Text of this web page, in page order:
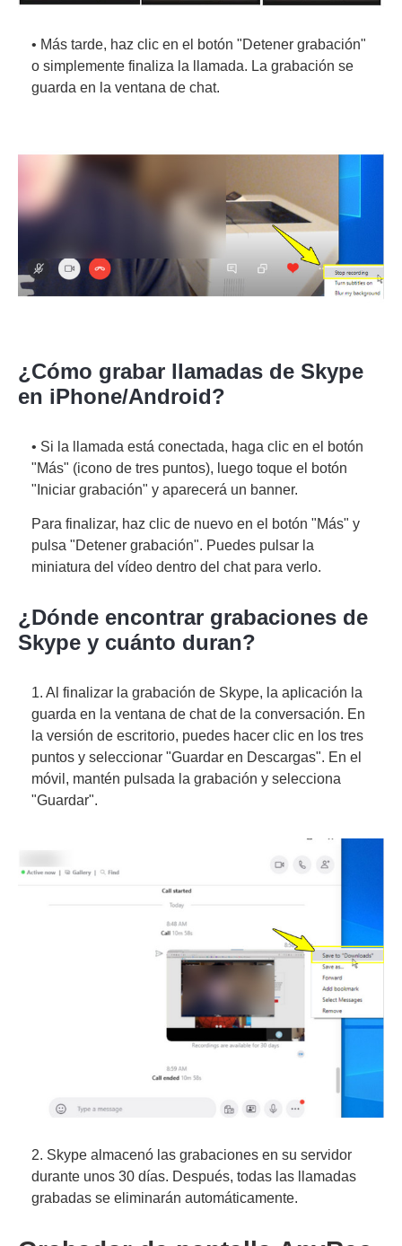
• Más tarde, haz clic en el botón "Detener grabación"
o simplemente finaliza la llamada. La grabación se
guarda en la ventana de chat.
¿Cómo grabar llamadas de Skype
en iPhone/Android?
• Si la llamada está conectada, haga clic en el botón
"Más" (icono de tres puntos), luego toque el botón
"Iniciar grabación" y aparecerá un banner.
Para finalizar, haz clic de nuevo en el botón "Más" y
pulsa "Detener grabación". Puedes pulsar la
miniatura del vídeo dentro del chat para verlo.
¿Dónde encontrar grabaciones de
Skype y cuánto duran?
1. Al finalizar la grabación de Skype, la aplicación la
guarda en la ventana de chat de la conversación. En
la versión de escritorio, puedes hacer clic en los tres
puntos y seleccionar "Guardar en Descargas". En el
móvil, mantén pulsada la grabación y selecciona
"Guardar".
2. Skype almacenó las grabaciones en su servidor
durante unos 30 días. Después, todas las llamadas
grabadas se eliminarán automáticamente.